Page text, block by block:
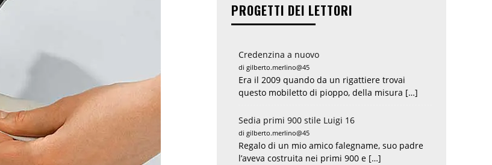
PROGETTI DEI LETTORI
Credenzina a nuovo
di gilberto.merlino@45
Era il 2009 quando da un rigattiere trovai
questo mobiletto di pioppo, della misura […]
Sedia primi 900 stile Luigi 16
di gilberto.merlino@45
Regalo di un mio amico falegname, suo padre
l’aveva costruita nei primi 900 e […]